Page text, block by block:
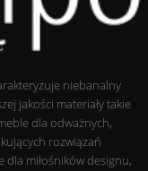
niebanalny
jakości materiały takie
dla odważnych,
rozwiązań
dla miłośników designu,